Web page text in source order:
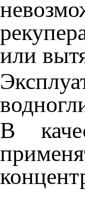
или
В